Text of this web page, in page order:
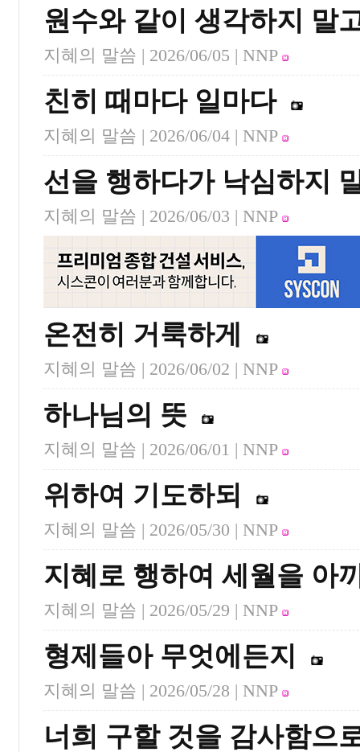
원수와 같이 생각하지 말
지혜의 말씀 | 2026/06/05 | NNP
친히 때마다 일마다
지혜의 말씀 | 2026/06/04 | NNP
선을 행하다가 낙심하지
지혜의 말씀 | 2026/06/03 | NNP
온전히 거룩하게
지혜의 말씀 | 2026/06/02 | NNP
하나님의 뜻
지혜의 말씀 | 2026/06/01 | NNP
위하여 기도하되
지혜의 말씀 | 2026/05/30 | NNP
지혜로 행하여 세월을 아
지혜의 말씀 | 2026/05/29 | NNP
형제들아 무엇에든지
지혜의 말씀 | 2026/05/28 | NNP
너희 구할 것을 감사함으